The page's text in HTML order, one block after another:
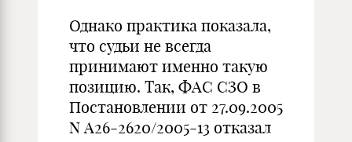
Однако практика показала,
что судьи не всегда
принимают именно такую
позицию. Так, ФАС СЗО в
Постановлении от 27.09.2005
N А26-2620/2005-13 отказал